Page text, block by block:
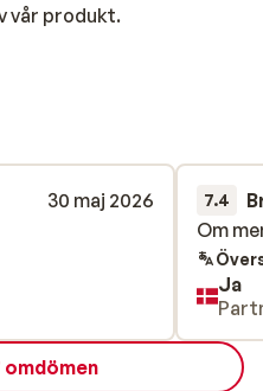
vår produkt.
30 maj 2026
7.4
Om
Om
Ja
omdömen